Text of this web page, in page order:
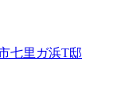
七里ガ浜T邸